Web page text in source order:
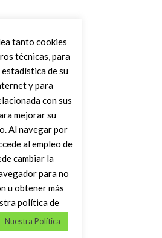
AL INICIO
tanto cookies
técnicas, para
de su
y para
con sus
mejorar su
Al navegar por
al empleo de
cambiar la
para no
u obtener más
política de
Nuestra Política